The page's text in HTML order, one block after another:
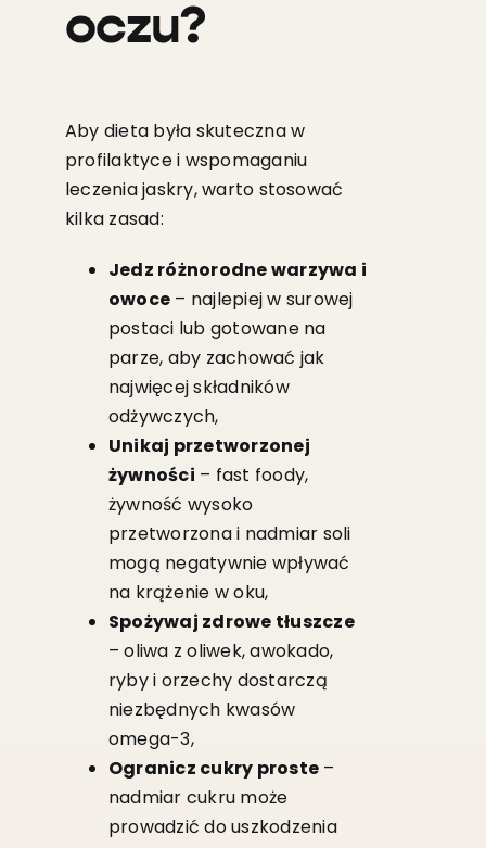
oczu?
Aby dieta była skuteczna w
profilaktyce i wspomaganiu
leczenia jaskry, warto stosować
kilka zasad:
Jedz różnorodne warzywa i
owoce – najlepiej w surowej
postaci lub gotowane na
parze, aby zachować jak
najwięcej składników
odżywczych,
Unikaj przetworzonej
żywności – fast foody,
żywność wysoko
przetworzona i nadmiar soli
mogą negatywnie wpływać
na krążenie w oku,
Spożywaj zdrowe tłuszcze
– oliwa z oliwek, awokado,
ryby i orzechy dostarczą
niezbędnych kwasów
omega-3,
Ogranicz cukry proste –
nadmiar cukru może
prowadzić do uszkodzenia